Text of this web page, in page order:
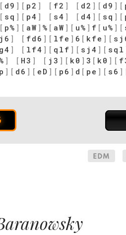
[ d9 ] [ p2 ] [ f2 ] [ d2 ] [ d9 ] [
[ sq ] [ p4 ] [ s4 ] [ d4 ] [ sq ] [
[ p% ] [ aW ] % [ aW ] [ u% ] f [ u% ] [
] [ fd6 ] [ lfe ] 6 [ kfe ] [
] [ lf4 ] [ qlf ] [ sj4 ] [ sql
] [ H3 ] [ j3 ] [ k0 ] 3 [ k0 ] [
] [ d6 ] [ eD ] [ p6 ] d [ pe ] [ s6 ]
EDM